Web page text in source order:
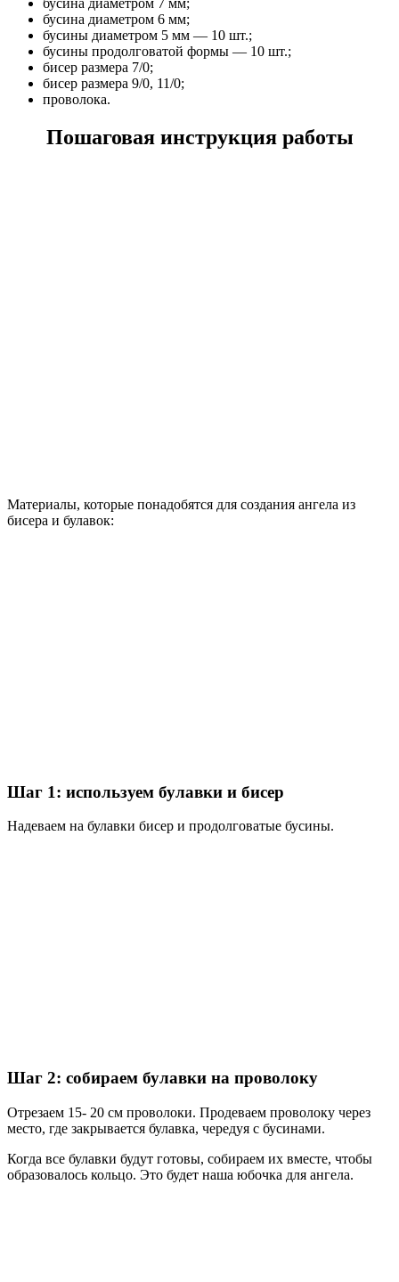
бусина диаметром 7 мм;
бусина диаметром 6 мм;
бусины диаметром 5 мм — 10 шт.;
бусины продолговатой формы — 10 шт.;
бисер размера 7/0;
бисер размера 9/0, 11/0;
проволока.
Пошаговая инструкция работы
Материалы, которые понадобятся для создания ангела из
бисера и булавок:
Шаг 1: используем булавки и бисер
Надеваем на булавки бисер и продолговатые бусины.
Шаг 2: собираем булавки на проволоку
Отрезаем 15- 20 см проволоки. Продеваем проволоку через
место, где закрывается булавка, чередуя с бусинами.
Когда все булавки будут готовы, собираем их вместе, чтобы
образовалось кольцо. Это будет наша юбочка для ангела.